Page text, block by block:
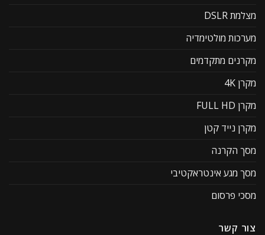
מצלמת DSLR
מערכות מולטימדיה
מקרנים מתקדמים
מקרן 4K
מקרן FULL HD
מקרן נייד קטן
מסך הקרנה
מסך מגע אינטראקטיבי
מסכי פרסום
צור קשר